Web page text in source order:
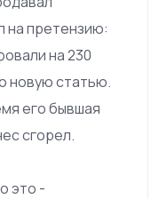
на претензию:
на 230
новую статью.
его бывшая
сгорел.
это -